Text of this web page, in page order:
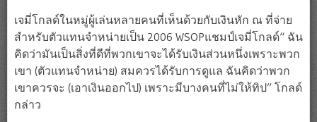
เจมี่โกลด์ในหมู่ผู้เล่นหลายคนที่เห็นด้วยกับเงินหัก ณ ที่จ่าย
สำหรับตัวแทนจำหน่ายเป็น 2006 WSOPแชมป์เจมี่โกลด์“ ฉัน
คิดว่ามันเป็นสิ่งที่ดีที่พวกเขาจะได้รับเงินส่วนหนึ่งเพราะพวก
เขา (ตัวแทนจำหน่าย) สมควรได้รับการดูแล ฉันคิดว่าพวก
เขาควรจะ (เอาเงินออกไป) เพราะมีบางคนที่ไม่ให้ทิป” โกลด์
กล่าว